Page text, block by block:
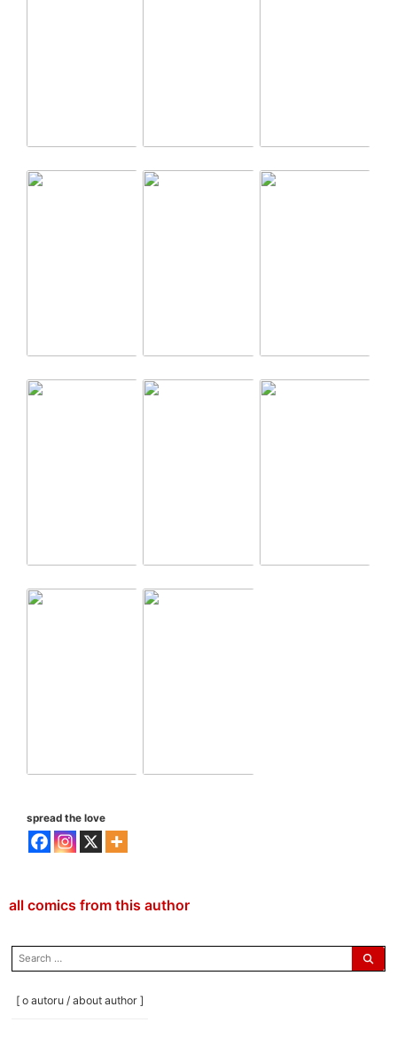
spread the love
all comics from this author
search
for:
[ o autoru / about author ]